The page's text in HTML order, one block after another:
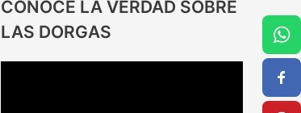
CONOCE LA VERDAD SOBRE
LAS DORGAS